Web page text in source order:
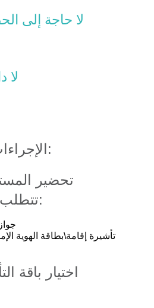
لا حاجة إلى
لا
الإجراءات:
تحضير
تتطلب:
تأشيرة إقامة\بطاقة الهوية
اختيار باقة